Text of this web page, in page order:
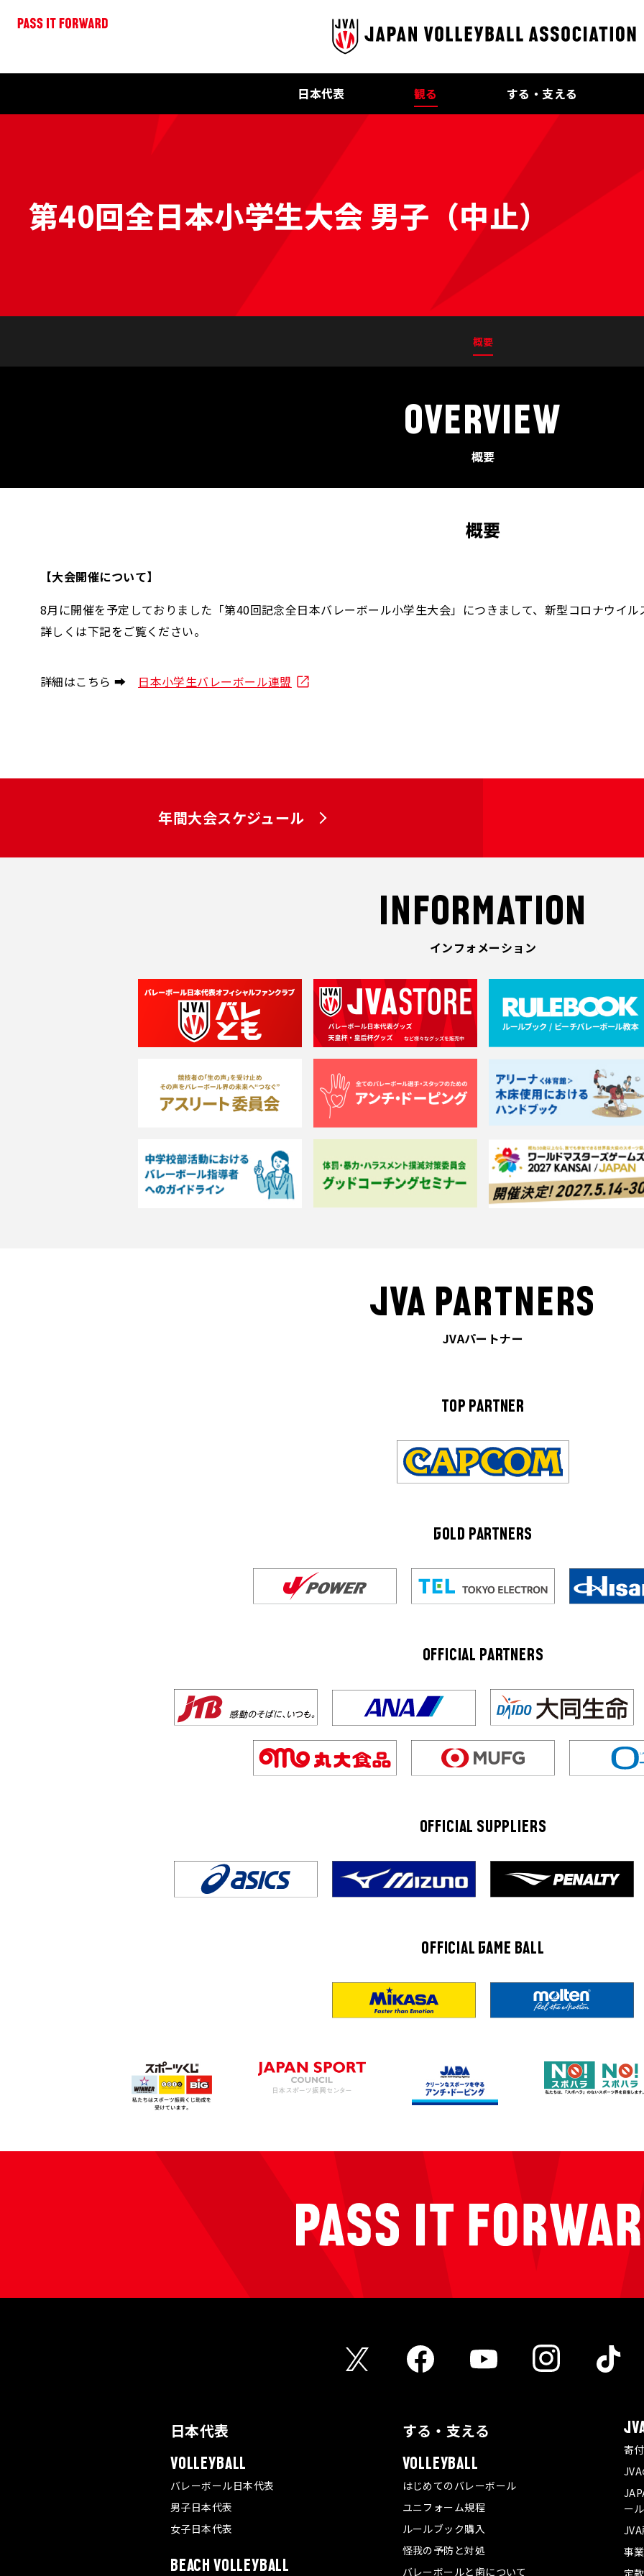
日本代表 観る する・支える
第40回全日本小学生大会 男子（中止）
概要
OVERVIEW
概要
概要
【大会開催について】
8月に開催を予定しておりました「第40回記念全日本バレーボール小学生大会」につきまして、新型コロナウイル
詳しくは下記をご覧ください。
詳細はこちら ➡ 日本小学生バレーボール連盟
年間大会スケジュール
INFORMATION
インフォメーション
JVA PARTNERS
JVAパートナー
TOP PARTNER
GOLD PARTNERS
OFFICIAL PARTNERS
OFFICIAL SUPPLIERS
OFFICIAL GAME BALL
日本代表
VOLLEYBALL
バレーボール日本代表
男子日本代表
女子日本代表
BEACH VOLLEYBALL
する・支える
VOLLEYBALL
はじめてのバレーボール
ユニフォーム規程
ルールブック購入
怪我の予防と対処
バレーボールと歯について
寄
ー
事
定